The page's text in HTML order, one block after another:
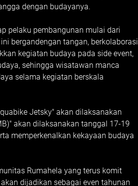
dengan budayanya.
pelaku pembangunan mulai dari
bergandengan tangan, berkolaborasi
kegiatan budaya pada side event,
sehingga wisatawan manca
selama kegiatan berskala
Jetsky" akan dilaksanakan
akan dilaksanakan tanggal 17-19
memperkenalkan kekayaan budaya
Rumahela yang terus komit
dijadikan sebagai even tahunan